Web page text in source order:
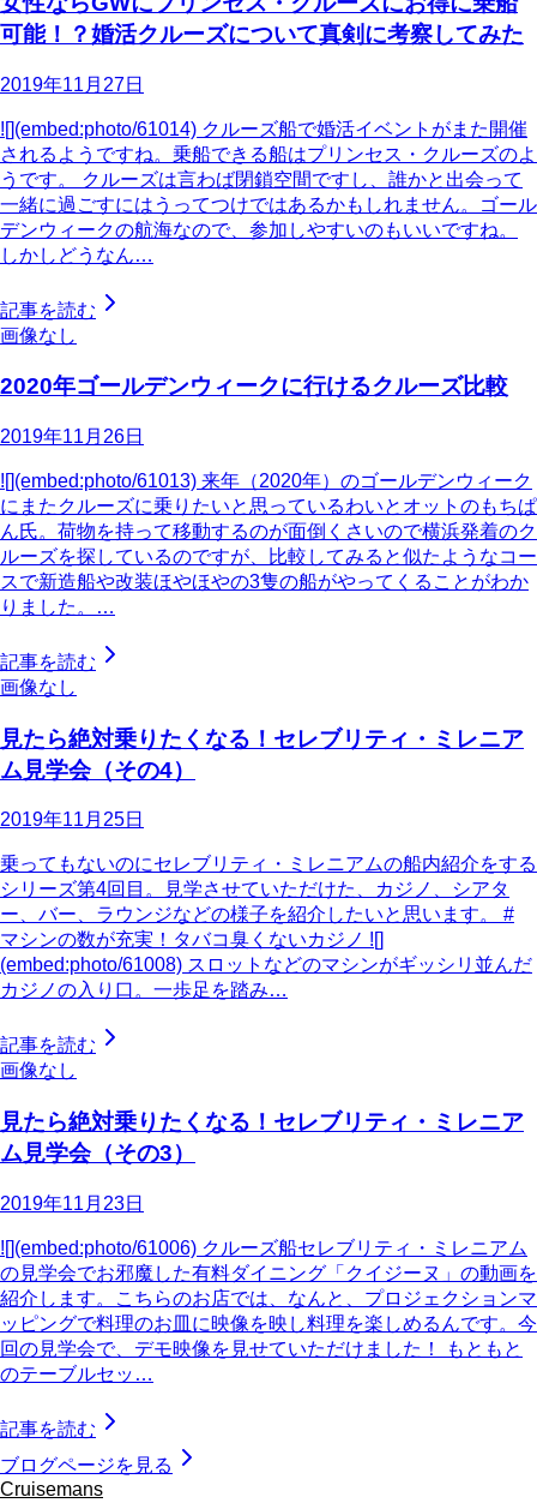
可能！？婚活クルーズについて真剣に考察してみた
2019年11月27日
![](embed:photo/61014) クルーズ船で婚活イベントがまた開催
されるようですね。乗船できる船はプリンセス・クルーズのよ
うです。 クルーズは言わば閉鎖空間ですし、誰かと出会って
一緒に過ごすにはうってつけではあるかもしれません。ゴール
デンウィークの航海なので、参加しやすいのもいいですね。
しかしどうなん…
記事を読む
画像なし
2020年ゴールデンウィークに行けるクルーズ比較
2019年11月26日
![](embed:photo/61013) 来年（2020年）のゴールデンウィーク
にまたクルーズに乗りたいと思っているわいとオットのもちぱ
ん氏。荷物を持って移動するのが面倒くさいので横浜発着のク
ルーズを探しているのですが、比較してみると似たようなコー
スで新造船や改装ほやほやの3隻の船がやってくることがわか
りました。…
記事を読む
画像なし
見たら絶対乗りたくなる！セレブリティ・ミレニア
ム見学会（その4）
2019年11月25日
乗ってもないのにセレブリティ・ミレニアムの船内紹介をする
シリーズ第4回目。見学させていただけた、カジノ、シアタ
ー、バー、ラウンジなどの様子を紹介したいと思います。 #
マシンの数が充実！タバコ臭くないカジノ ![]
(embed:photo/61008) スロットなどのマシンがギッシリ並んだ
カジノの入り口。一歩足を踏み…
記事を読む
画像なし
見たら絶対乗りたくなる！セレブリティ・ミレニア
ム見学会（その3）
2019年11月23日
![](embed:photo/61006) クルーズ船セレブリティ・ミレニアム
の見学会でお邪魔した有料ダイニング「クイジーヌ」の動画を
紹介します。こちらのお店では、なんと、プロジェクションマ
ッピングで料理のお皿に映像を映し料理を楽しめるんです。今
回の見学会で、デモ映像を見せていただけました！ もともと
のテーブルセッ…
記事を読む
ブログページを見る
Cruisemans